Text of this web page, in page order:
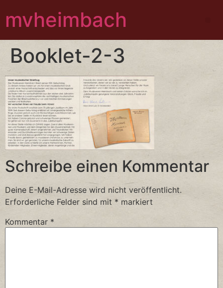
mvheimbach
Booklet-2-3
Schreibe einen Kommentar
Deine E-Mail-Adresse wird nicht veröffentlicht.
Erforderliche Felder sind mit * markiert
Kommentar *